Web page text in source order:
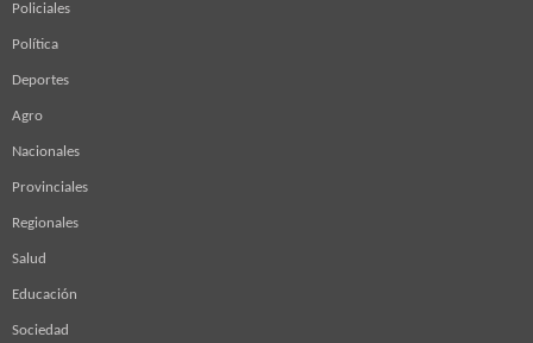
Policiales
Política
Deportes
Agro
Nacionales
Provinciales
Regionales
Salud
Educación
Sociedad